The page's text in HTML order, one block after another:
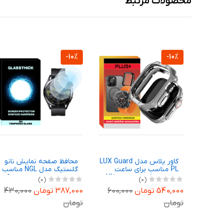
-10%
کاور پلاس مدل LUX Guard
PL مناسب برای ساعت
هوشمند گرین لاین Ultra
(0)
540,000 تومان
600,000
تومان
-10%
محافظ صفحه نمایش نانو
گلستیگ مدل NGL مناسب
برای ساعت هوشمند هوآوی
Watch GT 3 46mm بسته
سه عددی
(0)
387,000 تومان
430,000
تومان